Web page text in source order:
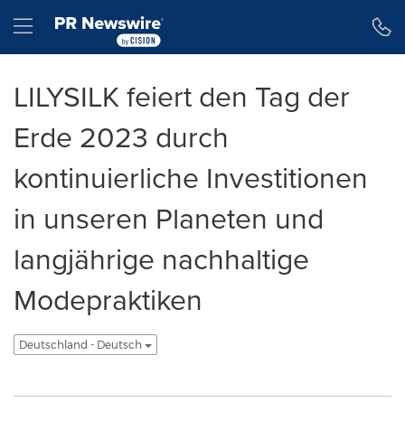
Hamburger menu
LILYSILK feiert den Tag der
Erde 2023 durch
kontinuierliche Investitionen
in unseren Planeten und
langjährige nachhaltige
Modepraktiken
Deutschland - Deutsch